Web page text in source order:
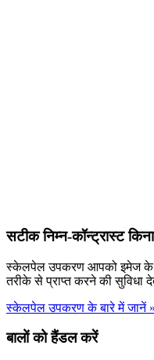
सटीक निम्न-कॉन्ट्रास्ट
स्केलपेल उपकरण आपको इमेज के
तरीके से प्राप्त करने की सुविधा
स्केलपेल उपकरण के बारे में जानें »
बालों को हैंडल करें